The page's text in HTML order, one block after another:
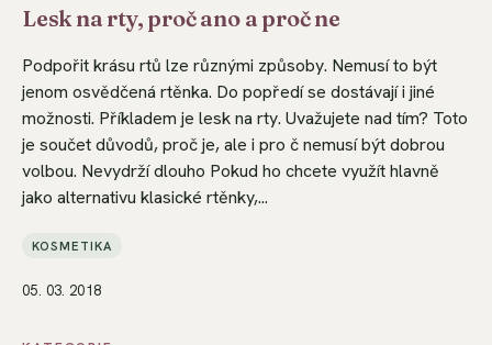
Lesk na rty, proč ano a proč ne
Podpořit krásu rtů lze různými způsoby. Nemusí to být
jenom osvědčená rtěnka. Do popředí se dostávají i jiné
možnosti. Příkladem je lesk na rty. Uvažujete nad tím? Toto
je součet důvodů, proč je, ale i pro č nemusí být dobrou
volbou. Nevydrží dlouho Pokud ho chcete využít hlavně
jako alternativu klasické rtěnky,...
KOSMETIKA
05. 03. 2018